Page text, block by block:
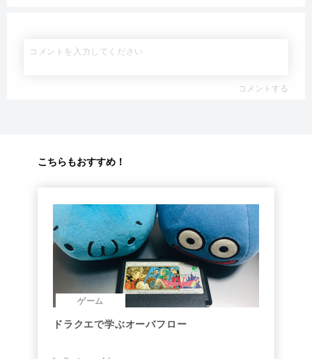
コメントする
こちらもおすすめ！
ゲーム
ドラクエで学ぶオーバフロー